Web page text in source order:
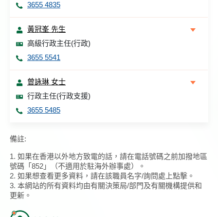
3655 4835
黃冠峯 先生
高級行政主任(行政)
3655 5541
曾詠琳 女士
行政主任(行政支援)
3655 5485
備註:
1. 如果在香港以外地方致電的話，請在電話號碼之前加撥地區
號碼「852」（不適用於駐海外辦事處）。
2. 如果想查看更多資料，請在該職員名字/詢問處上點擊。
3. 本網站的所有資料均由有關決策局/部門及有關機構提供和
更新。